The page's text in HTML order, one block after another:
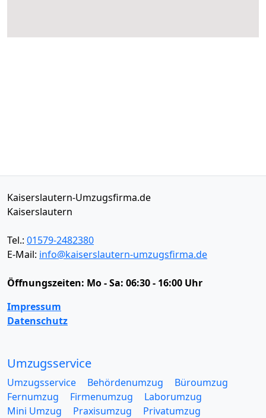
Kaiserslautern-Umzugsfirma.de
Kaiserslautern
Tel.: 01579-2482380
E-Mail: info@kaiserslautern-umzugsfirma.de
Öffnungszeiten: Mo - Sa: 06:30 - 16:00 Uhr
Impressum
Datenschutz
Umzugsservice
Umzugsservice Behördenumzug
Büroumzug
Fernumzug
Firmenumzug
Laborumzug
Mini Umzug
Praxisumzug
Privatumzug